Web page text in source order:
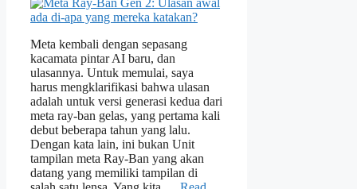
Meta kembali dengan sepasang
kacamata pintar AI baru, dan
ulasannya. Untuk memulai, saya
harus mengklarifikasi bahwa ulasan
adalah untuk versi generasi kedua dari
meta ray-ban gelas, yang pertama kali
debut beberapa tahun yang lalu.
Dengan kata lain, ini bukan Unit
tampilan meta Ray-Ban yang akan
datang yang memiliki tampilan di